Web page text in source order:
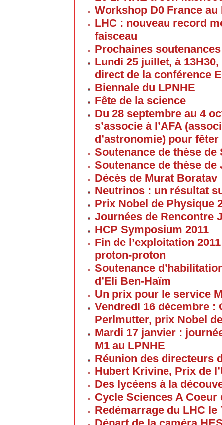
Workshop D0 France au
LHC : nouveau record
faisceau
Prochaines
Lundi 25 juillet, à
direct de la conférence
Biennale du LPNHE
Fête de la science
Du 28 septembre au 4
s’associe à l’AFA
d’astronomie) pour fêter
Soutenance de thèse
Soutenance de thèse
Décès de Murat Boratav
Neutrinos : un résultat
Prix Nobel de Physique
Journées de Rencontre
HCP Symposium 2011
Fin de l’exploitation
proton-proton
Soutenance
d’Eli Ben-Haïm
Un prix pour le service
Vendredi 16 décembre :
Perlmutter, prix Nobel
Mardi 17 janvier :
M1 au LPNHE
Réunion des directeurs
Hubert Krivine, Prix de
Des lycéens à la
Cycle Sciences A Coeur
Redémarrage du LHC le